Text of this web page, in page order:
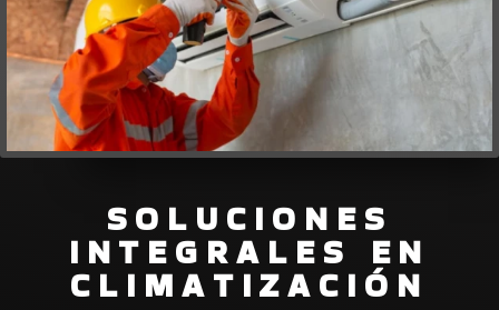
SOLUCIONES
INTEGRALES EN
CLIMATIZACIÓN